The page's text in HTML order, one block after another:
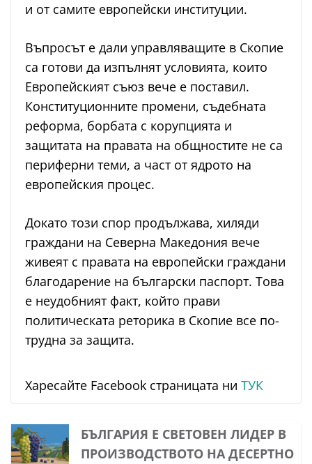
и от самите европейски институции.
Въпросът е дали управляващите в Скопие
са готови да изпълнят условията, които
Европейският съюз вече е поставил.
Конституционните промени, съдебната
реформа, борбата с корупцията и
защитата на правата на общностите не са
периферни теми, а част от ядрото на
европейския процес.
Докато този спор продължава, хиляди
граждани на Северна Македония вече
живеят с правата на европейски граждани
благодарение на български паспорт. Това
е неудобният факт, който прави
политическата реторика в Скопие все по-
трудна за защита.
Харесайте Facebook страницата ни ТУК
БЪЛГАРИЯ Е СВЕТОВЕН ЛИДЕР В
ПРОИЗВОДСТВОТО НА ДЕСЕРТНО